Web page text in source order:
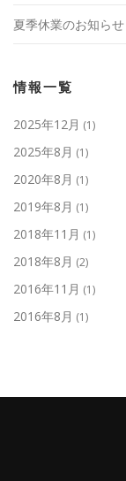
夏季休業のお知らせ
情報一覧
2025年12月 (1)
2025年8月 (1)
2020年8月 (1)
2019年8月 (1)
2018年11月 (1)
2018年8月 (2)
2016年11月 (1)
2016年8月 (1)